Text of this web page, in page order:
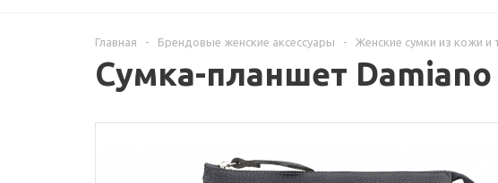
Главная - Брендовые женские аксессуары - Женские сумки из кожи и
Сумка-планшет Damiano